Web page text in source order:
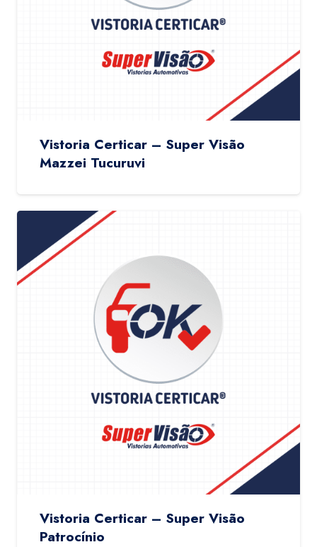
Vistoria Certicar – Super Visão
Mazzei Tucuruvi
Vistoria Certicar – Super Visão
Patrocínio